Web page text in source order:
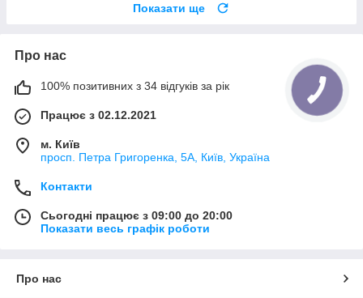
Показати ще
Про нас
100% позитивних з 34 відгуків за рік
Працює з 02.12.2021
м. Київ
просп. Петра Григоренка, 5А, Київ, Україна
Контакти
Сьогодні працює з 09:00 до 20:00
Показати весь графік роботи
Про нас